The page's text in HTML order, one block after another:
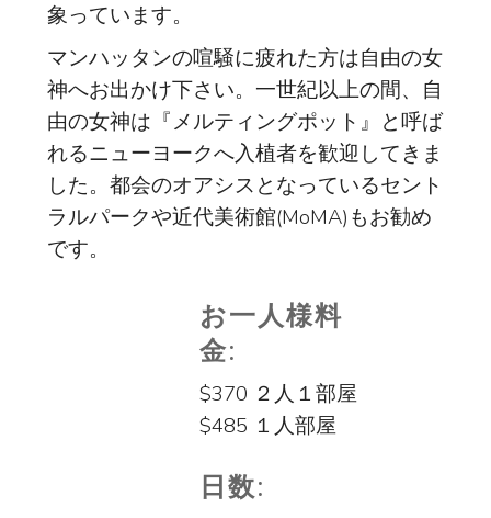
象っています。
マンハッタンの喧騒に疲れた方は自由の女
神へお出かけ下さい。一世紀以上の間、自
由の女神は『メルティングポット』と呼ば
れるニューヨークへ入植者を歓迎してきま
した。都会のオアシスとなっているセント
ラルパークや近代美術館(MoMA)もお勧め
です。
お一人様料
金:
$370 ２人１部屋
$485 １人部屋
日数: